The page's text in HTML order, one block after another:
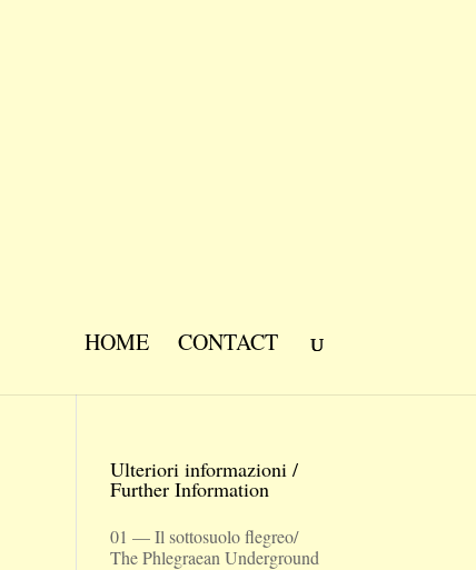
HOME CONTACT
Ulteriori informazioni /
Further Information
01 — Il sottosuolo flegreo/
The Phlegraean Underground